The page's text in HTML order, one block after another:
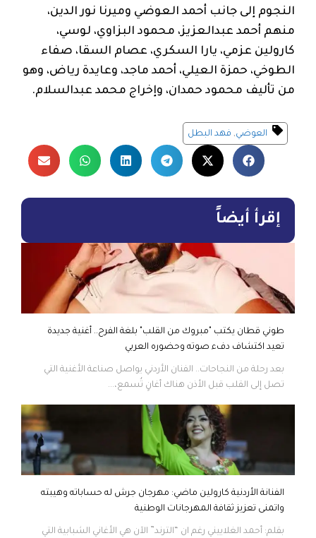
النجوم إلى جانب أحمد العوضي وميرنا نور الدين،
منهم أحمد عبدالعزيز، محمود البزاوي، لوسي،
كارولين عزمي، يارا السكري، عصام السقا، صفاء
الطوخي، حمزة العيلي، أحمد ماجد، وعايدة رياض، وهو
من تأليف محمود حمدان، وإخراج محمد عبدالسلام.
العوضي, فهد البطل
إقرأ أيضاً
طوني قطان يكتب "مبروك من القلب" بلغة الفرح.. أغنية جديدة
تعيد اكتشاف دفء صوته وحضوره العربي
بعد رحلة من النجاحات.. الفنان الأردني يواصل صناعة الأغنية التي
تصل إلى القلب قبل الأذن هناك أغانٍ تُسمع،...
الفنانة الأردنية كارولين ماضي: مهرجان جرش له حساباته وهيبته
واتمنى تعزيز ثقافة المهرجانات الوطنية
بقلم: أحمد الغلاييني رغم ان “الترند” الآن هي الأغاني الشبابية التي